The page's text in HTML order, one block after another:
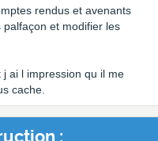
rendus et avenants
et modifier les
ai l impression qu il me
cache.
: